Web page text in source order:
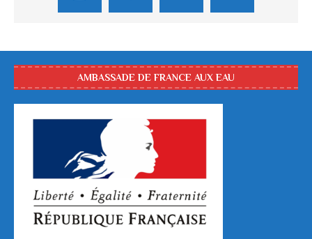
AMBASSADE DE FRANCE AUX EAU